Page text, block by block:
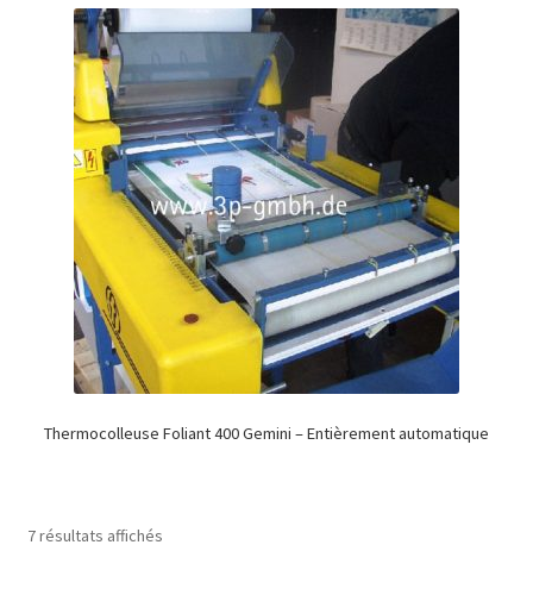
Thermocolleuse Foliant 400 Gemini – Entièrement automatique
7 résultats affichés